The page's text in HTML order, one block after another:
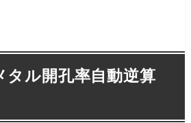
タル開孔率自動逆算